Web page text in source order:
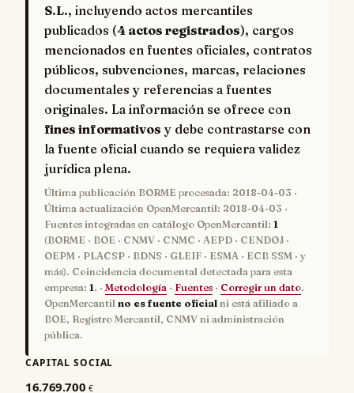
S.L., incluyendo actos mercantiles
publicados (4 actos registrados), cargos
mencionados en fuentes oficiales, contratos
públicos, subvenciones, marcas, relaciones
documentales y referencias a fuentes
originales. La información se ofrece con
fines informativos y debe contrastarse con
la fuente oficial cuando se requiera validez
jurídica plena.
Última publicación BORME procesada: 2018-04-03 ·
Última actualización OpenMercantil: 2018-04-03 ·
Fuentes integradas en catálogo OpenMercantil: 1
(BORME · BOE · CNMV · CNMC · AEPD · CENDOJ ·
OEPM · PLACSP · BDNS · GLEIF · ESMA · ECB SSM · y
más). Coincidencia documental detectada para esta
empresa: 1. · Metodología · Fuentes · Corregir un dato.
OpenMercantil no es fuente oficial ni está afiliado a
BOE, Registro Mercantil, CNMV ni administración
pública.
CAPITAL SOCIAL
16.769.700 €